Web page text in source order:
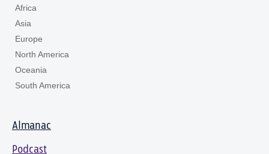
Africa
Asia
Europe
North America
Oceania
South America
Almanac
Podcast